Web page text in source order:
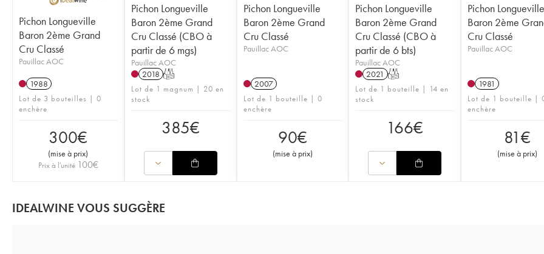
Pichon Longueville
Baron 2ème Grand
Cru Classé
Pauillac AOC
1988
Lot de 3 bouteilles | 0
enchère
300€
(mise à prix)
Prix à l'unité 100€
Pichon Longueville
Baron 2ème Grand
Cru Classé (CBO à
partir de 6 mgs)
Pauillac AOC
2018 T
Lot de 1 magnum | 20 en
stock
385€
Pichon Longueville
Baron 2ème Grand
Cru Classé
Pauillac AOC
2007
Lot de 1 bouteille | 0
enchère
90€
(mise à prix)
Pichon Longueville
Baron 2ème Grand
Cru Classé (CBO à
partir de 6 bts)
Pauillac AOC
2021 T
Lot de 1 bouteille | 14 en
stock
166€
Pichon Longueville
Baron 2ème
Cru Classé
Pauillac AOC
1981
Lot de 1 bouteille |
enchère
81€
(mise à prix)
IDEALWINE VOUS SUGGÈRE